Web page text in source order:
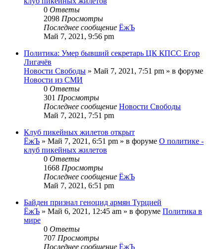
0 Ответы
2098 Просмотры
Последнее сообщение ЁжЪ
Май 7, 2021, 9:56 pm
Политика: Умер бывший секретарь ЦК КПСС Егор
Лигачёв
Новости Свободы » Май 7, 2021, 7:51 pm » в форуме
Новости из СМИ
0 Ответы
301 Просмотры
Последнее сообщение Новости Свободы
Май 7, 2021, 7:51 pm
Клуб пикейных жилетов открыт
ЁжЪ » Май 7, 2021, 6:51 pm » в форуме О политике -
клуб пикейных жилетов
0 Ответы
1668 Просмотры
Последнее сообщение ЁжЪ
Май 7, 2021, 6:51 pm
Байден признал геноцид армян Турцией
ЁжЪ » Май 6, 2021, 12:45 am » в форуме Политика в
мире
0 Ответы
707 Просмотры
Последнее сообщение ЁжЪ